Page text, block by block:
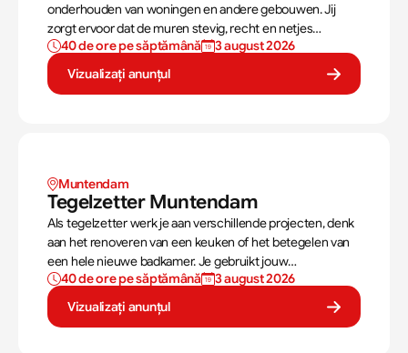
onderhouden van woningen en andere gebouwen. Jij
zorgt ervoor dat de muren stevig, recht en netjes
opgebouwd worden. Aan de hand van een bouwtekening
weet jij precies hoe een muur gebouwd moet worden. Als
metselaar kan je alleen werken of in een team je steentje
40 de ore pe săptămână
3 august 2026
Vizualizați anunțul
Muntendam
Tegelzetter Muntendam
Als tegelzetter werk je aan verschillende projecten, denk
aan het renoveren van een keuken of het betegelen van
een hele nieuwe badkamer. Je gebruikt jouw
vaardigheden om tegels perfect te plaatsen. Als
tegelzetter ben je voortdurend bezig met diverse taken.
40 de ore pe săptămână
3 august 2026
Vizualizați anunțul